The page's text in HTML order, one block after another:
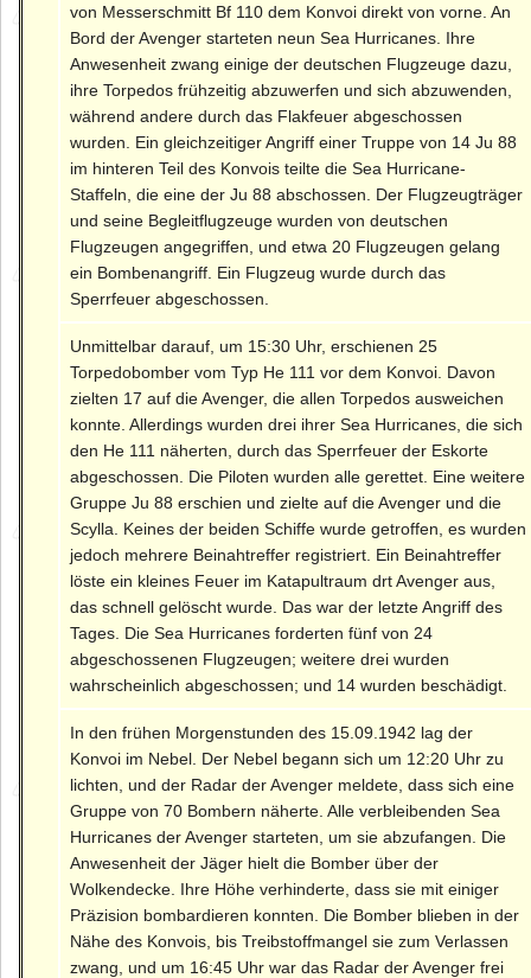
von Messerschmitt Bf 110 dem Konvoi direkt von vorne. An
Bord der Avenger starteten neun Sea Hurricanes. Ihre
Anwesenheit zwang einige der deutschen Flugzeuge dazu,
ihre Torpedos frühzeitig abzuwerfen und sich abzuwenden,
während andere durch das Flakfeuer abgeschossen
wurden. Ein gleichzeitiger Angriff einer Truppe von 14 Ju 88
im hinteren Teil des Konvois teilte die Sea Hurricane-
Staffeln, die eine der Ju 88 abschossen. Der Flugzeugträger
und seine Begleitflugzeuge wurden von deutschen
Flugzeugen angegriffen, und etwa 20 Flugzeugen gelang
ein Bombenangriff. Ein Flugzeug wurde durch das
Sperrfeuer abgeschossen.
Unmittelbar darauf, um 15:30 Uhr, erschienen 25
Torpedobomber vom Typ He 111 vor dem Konvoi. Davon
zielten 17 auf die Avenger, die allen Torpedos ausweichen
konnte. Allerdings wurden drei ihrer Sea Hurricanes, die sich
den He 111 näherten, durch das Sperrfeuer der Eskorte
abgeschossen. Die Piloten wurden alle gerettet. Eine weitere
Gruppe Ju 88 erschien und zielte auf die Avenger und die
Scylla. Keines der beiden Schiffe wurde getroffen, es wurden
jedoch mehrere Beinahtreffer registriert. Ein Beinahtreffer
löste ein kleines Feuer im Katapultraum drt Avenger aus,
das schnell gelöscht wurde. Das war der letzte Angriff des
Tages. Die Sea Hurricanes forderten fünf von 24
abgeschossenen Flugzeugen; weitere drei wurden
wahrscheinlich abgeschossen; und 14 wurden beschädigt.
In den frühen Morgenstunden des 15.09.1942 lag der
Konvoi im Nebel. Der Nebel begann sich um 12:20 Uhr zu
lichten, und der Radar der Avenger meldete, dass sich eine
Gruppe von 70 Bombern näherte. Alle verbleibenden Sea
Hurricanes der Avenger starteten, um sie abzufangen. Die
Anwesenheit der Jäger hielt die Bomber über der
Wolkendecke. Ihre Höhe verhinderte, dass sie mit einiger
Präzision bombardieren konnten. Die Bomber blieben in der
Nähe des Konvois, bis Treibstoffmangel sie zum Verlassen
zwang, und um 16:45 Uhr war das Radar der Avenger frei